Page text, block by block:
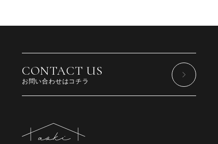
CONTACT US
お問い合わせはコチラ